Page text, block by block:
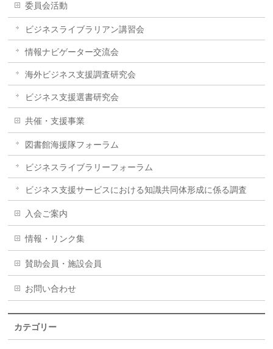
委員会活動
ビジネスライブラリアン講習会
情報ナビゲーター交流会
海外ビジネス支援調査研究会
ビジネス支援選書研究会
共催・支援事業
図書館海援隊フォーラム
ビジネスライブラリーフォーラム
ビジネス支援サービスにおける知識共同体形成に係る調査
入会ご案内
情報・リンク集
賛助会員・施設会員
お問い合わせ
カテゴリー